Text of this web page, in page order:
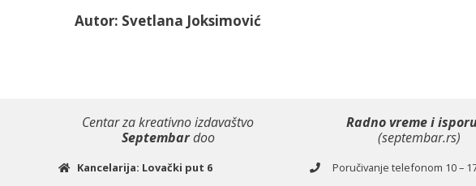
Autor: Svetlana Joksimović
Centar za kreativno izdavaštvo
Septembardoo
Kancelarija: Lovački put 6
Radno vreme i
(septembar.rs)
Poručivanje telefonom 10 –